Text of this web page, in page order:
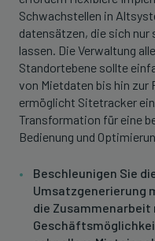
Schwachstellen in
datensätzen, die sich nur
lassen. Die Verwaltung
Standortebene sollte
von Mietdaten bis hin zur
ermöglicht Sitetracker
Transformation für eine
Bedienung und
Beschleunigen Sie
Umsatzgenerierung
die Zusammenarbeit